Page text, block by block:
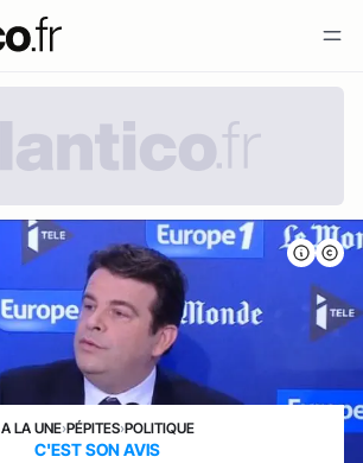
A LA UNE›PÉPITES›POLITIQUE
C'EST SON AVIS